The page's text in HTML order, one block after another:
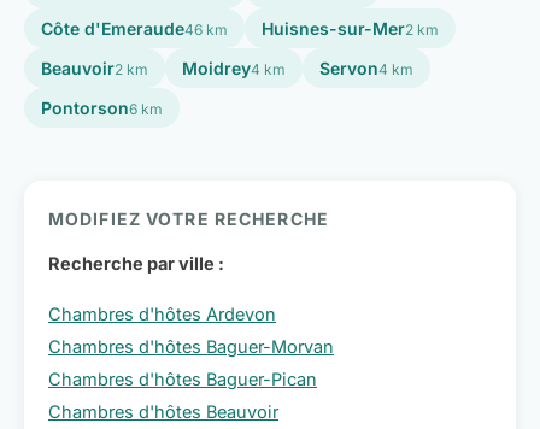
Côte d'Emeraude46 km Huisnes-sur-Mer2 km
Beauvoir2 km Moidrey4 km Servon4 km
Pontorson6 km
MODIFIEZ VOTRE RECHERCHE
Recherche par ville :
Chambres d'hôtes Ardevon
Chambres d'hôtes Baguer-Morvan
Chambres d'hôtes Baguer-Pican
Chambres d'hôtes Beauvoir